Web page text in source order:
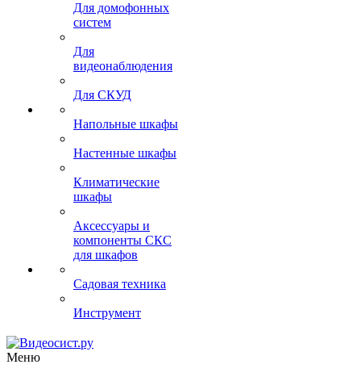
Для домофонных
систем
Для
видеонаблюдения
Для СКУД
Напольные шкафы
Настенные шкафы
Климатические
шкафы
Аксессуары и
компоненты СКС
для шкафов
Садовая техника
Инструмент
Меню